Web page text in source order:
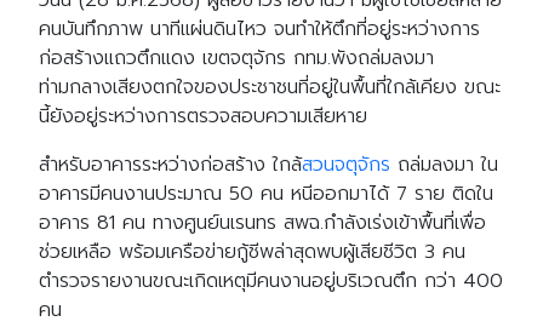
คนบันทึกภาพ นาทีแผ่นดินไหว จนทำให้ตึกที่อยู่ระหว่างการ
ก่อสร้างแถวตึกแดง เขตจตุจักร กทม.พังถล่มลงมา
ท่ามกลางเสียงตกใจของประชาชนที่อยู่ในพื้นที่ใกล้เคียง ขณะ
นี้ยังอยู่ระหว่างการตรวจสอบความเสียหาย
สำหรับอาคารระหว่างก่อสร้าง ใกล้สวนจตุจักร ถล่มลงมา ใน
อาคารมีคนงานประมาณ 50 คน หนีออกมาได้ 7 ราย ติดใน
อาคาร 81 คน ทางศูนย์นเรนทร สพฉ.กำลังเร่งเข้าพื้นที่เพื่อ
ช่วยเหลือ พร้อมเครือข่ายกู้ชีพล่าสุดพบผู้เสียชีวิต 3 คน
ตำรวจรายงานขณะเกิดเหตุมีคนงานอยู่บริเวณตึก กว่า 400
คน